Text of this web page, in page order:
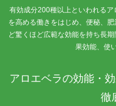
有効成分200種以上といわれる
を高める働きをはじめ、便秘、
ど驚くほど広範な効能を持ち長
果効能、使
アロエベラの効能・
徹